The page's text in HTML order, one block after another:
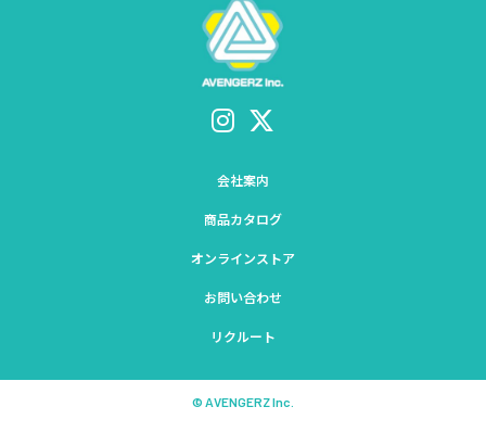
会社案内
商品カタログ
オンラインストア
お問い合わせ
リクルート
© AVENGERZ Inc.